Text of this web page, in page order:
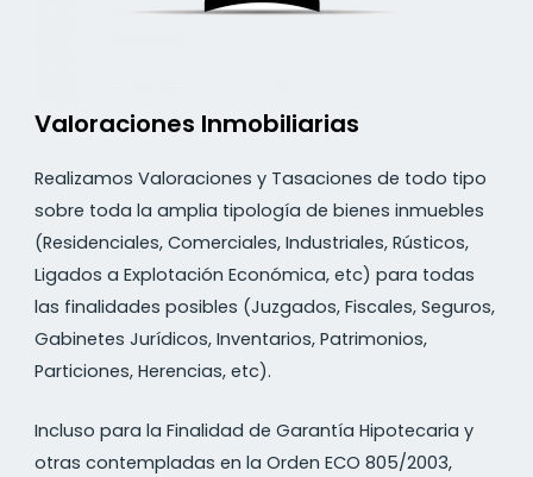
Valoraciones Inmobiliarias
Realizamos Valoraciones y Tasaciones de todo tipo
sobre toda la amplia tipología de bienes inmuebles
(Residenciales, Comerciales, Industriales, Rústicos,
Ligados a Explotación Económica, etc) para todas
las finalidades posibles (Juzgados, Fiscales, Seguros,
Gabinetes Jurídicos, Inventarios, Patrimonios,
Particiones, Herencias, etc).
Incluso para la Finalidad de Garantía Hipotecaria y
otras contempladas en la Orden ECO 805/2003,